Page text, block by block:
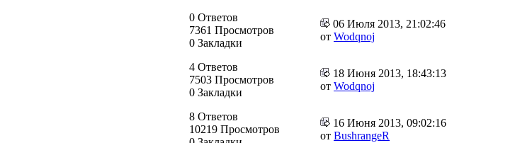
0 Ответов
7361 Просмотров
0 Закладки
06 Июля 2013, 21:02:46
от Wodqnoj
4 Ответов
7503 Просмотров
0 Закладки
18 Июня 2013, 18:43:13
от Wodqnoj
8 Ответов
10219 Просмотров
16 Июня 2013, 09:02:16
от BushrangeR